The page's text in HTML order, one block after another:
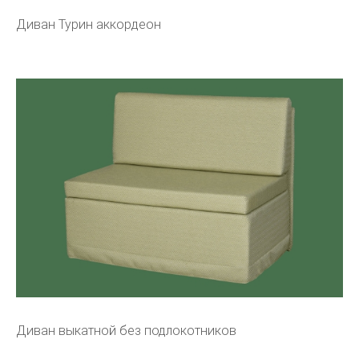
Диван Турин аккордеон
Диван выкатной без подлокотников